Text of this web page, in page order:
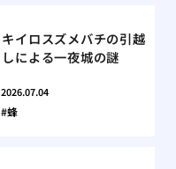
キイロスズメバチの引越
しによる一夜城の謎
2026.07.04
蜂